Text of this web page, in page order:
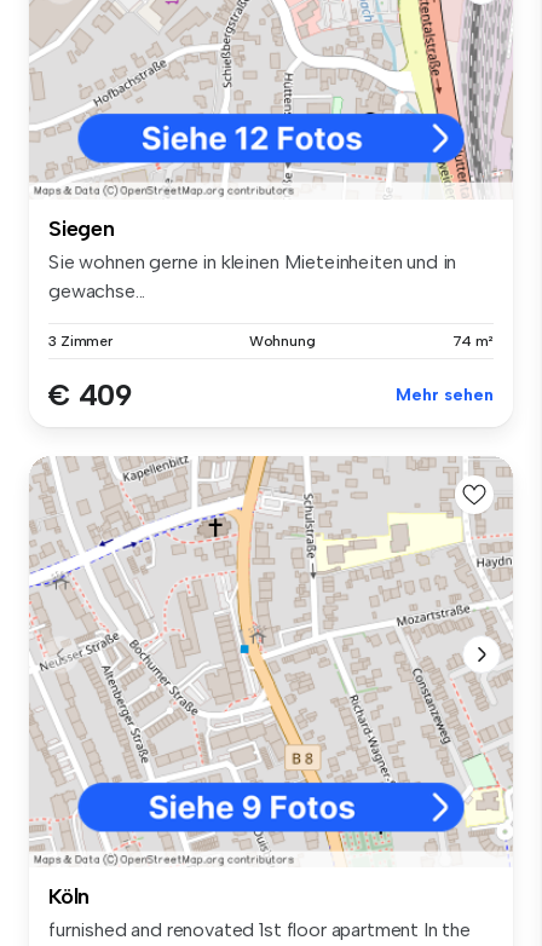
Siegen
Sie wohnen gerne in kleinen Mieteinheiten und in
gewachse...
3 Zimmer Wohnung 74 m²
€ 409 Mehr sehen
Köln
furnished and renovated 1st floor apartment In the